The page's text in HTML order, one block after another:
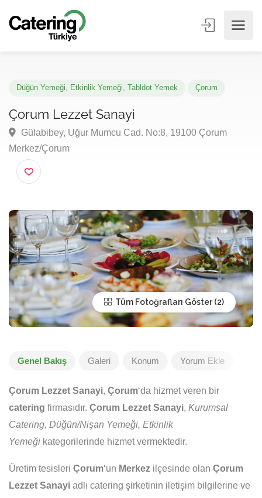
Çorum Lezzet Sanayi
Gülabibey, Uğur Mumcu Cad. No:8, 19100 Çorum
Merkez/Çorum
Tüm Fotoğrafları Göster
Genel Bakış Galeri Konum Yorum Ekle
Çorum Lezzet Sanayi, Çorum‘da hizmet veren bir
catering firmasıdır. Çorum Lezzet Sanayi, Kurumsal
Catering, Düğün/Nişan Yemeği, Etkinlik
Yemeği kategorilerinde hizmet vermektedir.
Üretim tesisleri Çorum‘un Merkez ilçesinde olan Çorum
Lezzet Sanayi adlı catering şirketinin iletişim bilgilerine ve